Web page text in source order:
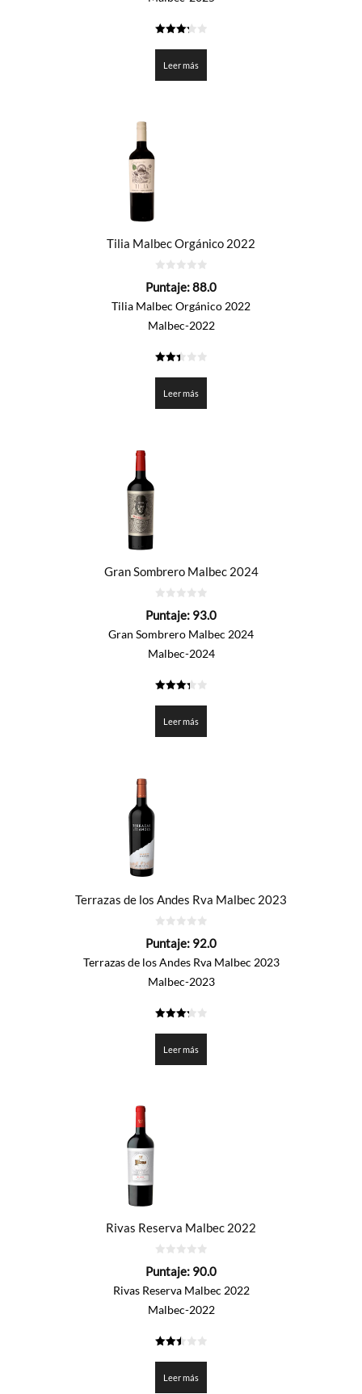
Leer más
Tilia Malbec Orgánico 2022
de
Puntaje:88.0
Tilia Malbec Orgánico 2022
Malbec-2022
de 5
Leer más
Gran Sombrero Malbec 2024
de
Puntaje: 93.0
Gran Sombrero Malbec 2024
Malbec-2024
de 5
Leer más
Terrazas de los Andes Rva Malbec 2023
de
Puntaje: 92.0
Terrazas de los Andes Rva Malbec 2023
Malbec-2023
de 5
Leer más
Rivas Reserva Malbec 2022
de
Puntaje: 90.0
Rivas Reserva Malbec 2022
Malbec-2022
de 5
Leer más